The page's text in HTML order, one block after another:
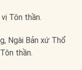
Tôn thần.
Ngài Bản xứ Thổ
thần.